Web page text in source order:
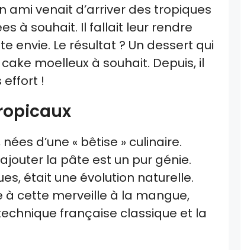
ami venait d’arriver des tropiques
à souhait. Il fallait leur rendre
envie. Le résultat ? Un dessert qui
moelleux à souhait. Depuis, il
effort !
d’une « bêtise » culinaire.
la pâte est un pur génie.
était une évolution naturelle.
à cette merveille à la mangue,
française classique et la